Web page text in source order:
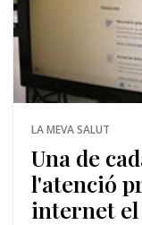
LA MEVA SALUT
Una de
l'atenció
internet el